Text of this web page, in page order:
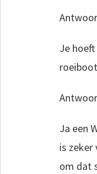
Je
Ja een
is
om dat